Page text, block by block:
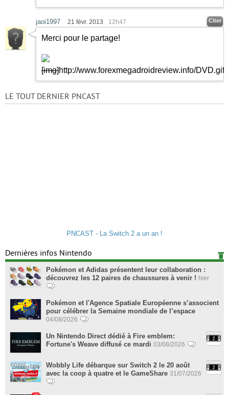
jaoi1997 21 févr. 2013 12h47 Citer
Merci pour le partage!
[img]http://www.forexmegadroidreview.info/DVD.gif
LE TOUT DERNIER PNCAST
PNCAST - La Switch 2 a un an !
Dernières infos Nintendo
Pokémon et Adidas présentent leur collaboration :
découvrez les 12 paires de chaussures à venir ! hier
Pokémon et l'Agence Spatiale Européenne s’associent
pour célébrer la Semaine mondiale de l’espace
04/08/2026
Un Nintendo Direct dédié à Fire emblem:
Fortune's Weave diffusé ce mardi 03/08/2026
Wobbly Life débarque sur Switch 2 le 20 août
avec la coop à quatre et le GameShare 31/07/2026